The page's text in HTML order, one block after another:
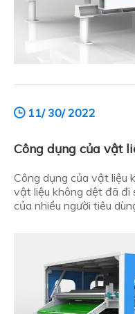
11/ 30/ 2022
Công dụng của vật
Công dụng của vật liệu
vật liệu không dệt đã đi
của nhiều người tiêu
dệt là gì, đây là sơ